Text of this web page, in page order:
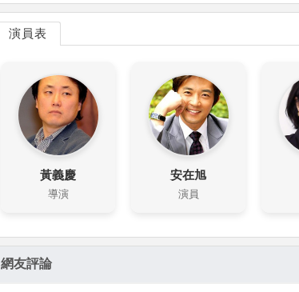
演員表
黃義慶
導演
安在旭
演員
網友評論